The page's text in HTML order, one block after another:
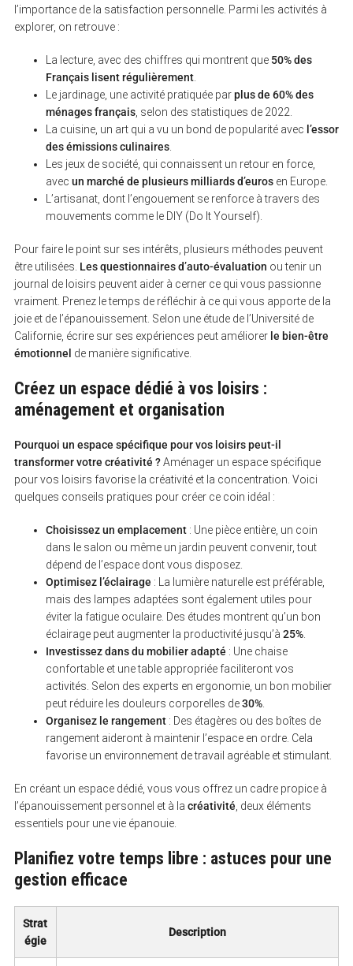
l’importance de la satisfaction personnelle. Parmi les activités à
explorer, on retrouve :
La lecture, avec des chiffres qui montrent que 50% des
Français lisent régulièrement.
Le jardinage, une activité pratiquée parplus de 60% des
ménages français, selon des statistiques de 2022.
La cuisine, un art qui a vu un bond de popularité avec l’essor
des émissions culinaires.
Les jeux de société, qui connaissent un retour en force,
avec un marché de plusieurs milliards d’eurosen Europe.
L’artisanat, dont l’engouement se renforce à travers des
mouvements comme le DIY (Do It Yourself).
Pour faire le point sur ses intérêts, plusieurs méthodes peuvent
être utilisées. Les questionnaires d’auto-évaluation ou tenir un
journal de loisirs peuvent aider à cerner ce qui vous passionne
vraiment. Prenez le temps de réfléchir à ce qui vous apporte de la
joie et de l’épanouissement. Selon une étude de l’Université de
Californie, écrire sur ses expériences peut améliorer le bien-être
émotionnel de manière significative.
Créez un espace dédié à vos loisirs :
aménagement et organisation
Pourquoi un espace spécifique pour vos loisirs peut-il
transformer votre créativité ?Aménager un espace spécifique
pour vos loisirs favorise la créativité et la concentration. Voici
quelques conseils pratiques pour créer ce coin idéal :
Choisissez un emplacement: Une pièce entière, un coin
dans le salon ou même un jardin peuvent convenir, tout
dépend de l’espace dont vous disposez.
Optimisez l’éclairage : La lumière naturelle est préférable,
mais des lampes adaptées sont également utiles pour
éviter la fatigue oculaire. Des études montrent qu’un bon
éclairage peut augmenter la productivité jusqu’à 25%.
Investissez dans du mobilier adapté : Une chaise
confortable et une table appropriée faciliteront vos
activités. Selon des experts en ergonomie, un bon mobilier
peut réduire les douleurs corporelles de30%.
Organisez le rangement: Des étagères ou des boîtes de
rangement aideront à maintenir l’espace en ordre. Cela
favorise un environnement de travail agréable et stimulant.
En créant un espace dédié, vous vous offrez un cadre propice à
l’épanouissement personnel et à la créativité , deux éléments
essentiels pour une vie épanouie.
Planifiez votre temps libre : astuces pour une
gestion efficace
Strat
égie
Description